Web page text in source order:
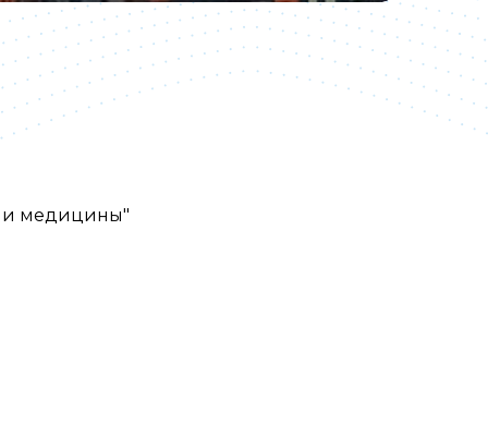
и медицины"